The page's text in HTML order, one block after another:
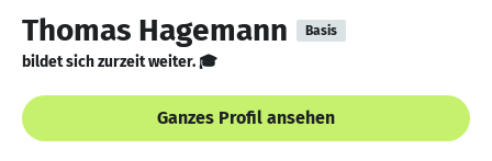
Thomas Hagemann Basis
bildet sich zurzeit weiter. 🎓
Ganzes Profil ansehen